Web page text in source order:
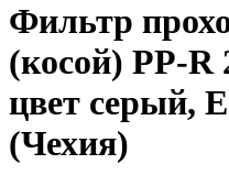
Фильтр
(косой) PP-R
цвет серый,
(Чехия)